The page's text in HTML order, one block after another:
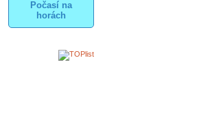
Počasí na
horách